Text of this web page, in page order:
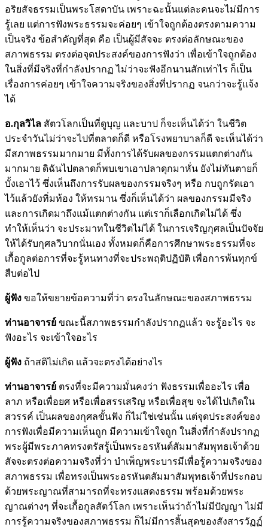
อริยสัจธรรมเป็นพระโสดาบัน เพราะฉะนั้นแต่ละคนจะไม่มีการ
รู้เลย แต่การฟังพระธรรมจะค่อยๆ เข้าใจถูกต้องตรงตามความ
เป็นจริง ข้อสำคัญที่สุด คือ เป็นผู้มีสัจจะ ตรงต่อลักษณะของ
สภาพธรรม ตรงต่อจุดประสงค์ของการฟังว่า เพื่อเข้าใจถูกต้อง
ในสิ่งที่มีจริงที่กำลังปรากฏ ไม่ว่าจะฟังอีกนานสักเท่าไร ก็เป็น
เรื่องการค่อยๆ เข้าใจความจริงของสิ่งที่ปรากฏ จนกว่าจะรู้แจ้ง
ได้
อ.กุลวิไล สัตวโลกเป็นที่ดูบุญ และบาป ก็จะเห็นได้ว่า ในชีวิต
ประจำวันไม่ว่าจะไปที่ตลาดก็ดี หรือโรงพยาบาลก็ดี จะเห็นได้ว่า
มีสภาพธรรมมากมาย มีทั้งการได้รับผลของกรรมแตกต่างกัน
มากมาย ดิฉันไปตลาดก็พบเขาเอาปลาดุกมาหั่น ยังไม่ทันตายก็
บั้งเอาไว้ ซึ่งเห็นถึงการรับผลของกรรมจริงๆ หรือ กบถูกรัดเอา
ไว้แล้วยังทิ่มท้อง ให้ทรมาน ซึ่งก็เห็นได้ว่า ผลของกรรมมีจริง
และการเกิดมาถึงแม้แตกต่างกัน แต่เราก็เลือกเกิดไม่ได้ ซึ่ง
ทำให้เห็นว่า จะประมาทในชีวิตไม่ได้ ในการเจริญกุศลเป็นปัจจัย
ให้ได้รับกุศลวิบากนั่นเอง ทั้งหมดก็คือการศึกษาพระธรรมที่จะ
เกื้อกูลต่อการที่จะรู้หนทางที่จะประพฤติปฏิบัติ เพื่อการพ้นทุกข์
สืบต่อไป
ผู้ฟัง ขอให้ขยายข้อความที่ว่า ตรงในลักษณะของสภาพธรรม
ท่านอาจารย์ ขณะนี้สภาพธรรมกำลังปรากฏแล้ว จะรู้อะไร จะ
ฟังอะไร จะเข้าใจอะไร
ผู้ฟัง ถ้าสติไม่เกิด แล้วจะตรงได้อย่างไร
ท่านอาจารย์ ตรงที่จะมีความมั่นคงว่า ฟังธรรมเพื่ออะไร เพื่อ
ลาภ หรือเพื่อยศ หรือเพื่อสรรเสริญ หรือเพื่อสุข จะได้ไปเกิดใน
สวรรค์ เป็นผลของกุศลขั้นฟัง ก็ไม่ใช่เช่นนั้น แต่จุดประสงค์ของ
การฟังเพื่อมีความเห็นถูก มีความเข้าใจถูก ในสิ่งที่กำลังปรากฏ
พระผู้มีพระภาคทรงตรัสรู้เป็นพระอรหันต์สัมมาสัมพุทธเจ้าด้วย
สัจจะตรงต่อความจริงที่ว่า บำเพ็ญพระบารมีเพื่อรู้ความจริงของ
สภาพธรรม เพื่อทรงเป็นพระอรหันตสัมมาสัมพุทธเจ้าที่ประกอบ
ด้วยพระญาณที่สามารถที่จะทรงแสดงธรรม พร้อมด้วยพระ
ญาณต่างๆ ที่จะเกื้อกูลสัตว์โลก เพราะเห็นว่าถ้าไม่มีปัญญา ไม่มี
การรู้ความจริงของสภาพธรรม ก็ไม่มีการสิ้นสุดของสังสารวัฏฏ์